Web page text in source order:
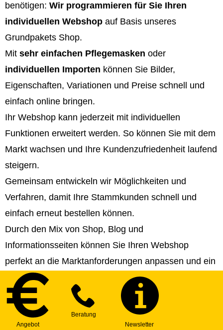
benötigen: Wir programmieren für Sie Ihren
individuellen Webshop auf Basis unseres
Grundpakets Shop.
Mit sehr einfachen Pflegemasken oder
individuellen Importen können Sie Bilder,
Eigenschaften, Variationen und Preise schnell und
einfach online bringen.
Ihr Webshop kann jederzeit mit individuellen
Funktionen erweitert werden. So können Sie mit dem
Markt wachsen und Ihre Kundenzufriedenheit laufend
steigern.
Gemeinsam entwickeln wir Möglichkeiten und
Verfahren, damit Ihre Stammkunden schnell und
einfach erneut bestellen können.
Durch den Mix von Shop, Blog und
Informationsseiten können Sie Ihren Webshop
perfekt an die Marktanforderungen anpassen und ein
Top-Ranking erreichen. Wir helfen Ihnen bei der
Strategie- und Contenterstellung!
Sie können Ihren Webshop in beliebig viele Sprachen
veröffentlichen und somit internationale Märkte